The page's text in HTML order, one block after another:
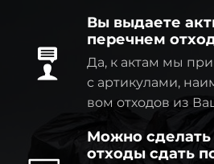
Вы выдаете
перечнем
Да, к актам мы
с артикулами,
вом отходов из
Можно сделать
отходы сдать